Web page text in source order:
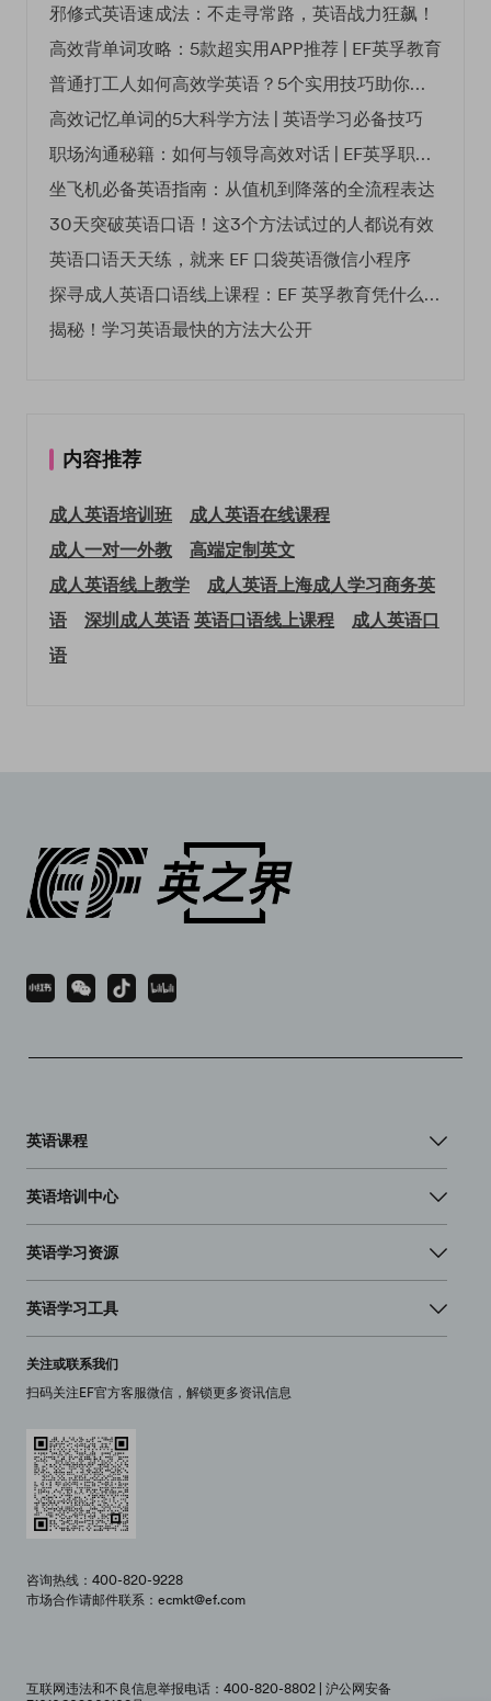
邪修式英语速成法：不走寻常路，英语战力狂飙！
高效背单词攻略：5款超实用APP推荐 | EF英孚教育
普通打工人如何高效学英语？5个实用技巧助你突破职场瓶颈
高效记忆单词的5大科学方法 | 英语学习必备技巧
职场沟通秘籍：如何与领导高效对话 | EF英孚职场指南
坐飞机必备英语指南：从值机到降落的全流程表达
30天突破英语口语！这3个方法试过的人都说有效
英语口语天天练，就来 EF 口袋英语微信小程序
探寻成人英语口语线上课程：EF 英孚教育凭什么领航
揭秘！学习英语最快的方法大公开
内容推荐
成人英语培训班
成人英语在线课程
成人一对一外教
高端定制英文
成人英语线上教学
成人英语上海成人学习商务英
语
深圳成人英语英语口语线上课程
成人英语口
语
英语课程
英语培训中心
英语学习资源
英语学习工具
关注或联系我们
扫码关注EF官方客服微信，解锁更多资讯信息
咨询热线：400-820-9228
市场合作请邮件联系：ecmkt@ef.com
互联网违法和不良信息举报电话：400-820-8802 | 沪公网安备